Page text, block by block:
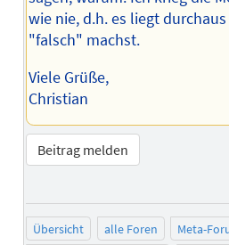
wie nie, d.h. es liegt
"falsch" machst.
Viele Grüße,
Christian
Beitrag melden
Übersicht alle Foren Meta-